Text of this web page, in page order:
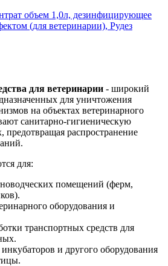
объем 1,0л, дезинфицирующее
(для ветеринарии), Рудез
для ветеринарии - широкий
для уничтожения
на объектах ветеринарного
санитарно-гигиеническую
предотвращая распространение
для:
помещений (ферм,
оборудования и
транспортных средств для
и другого оборудования